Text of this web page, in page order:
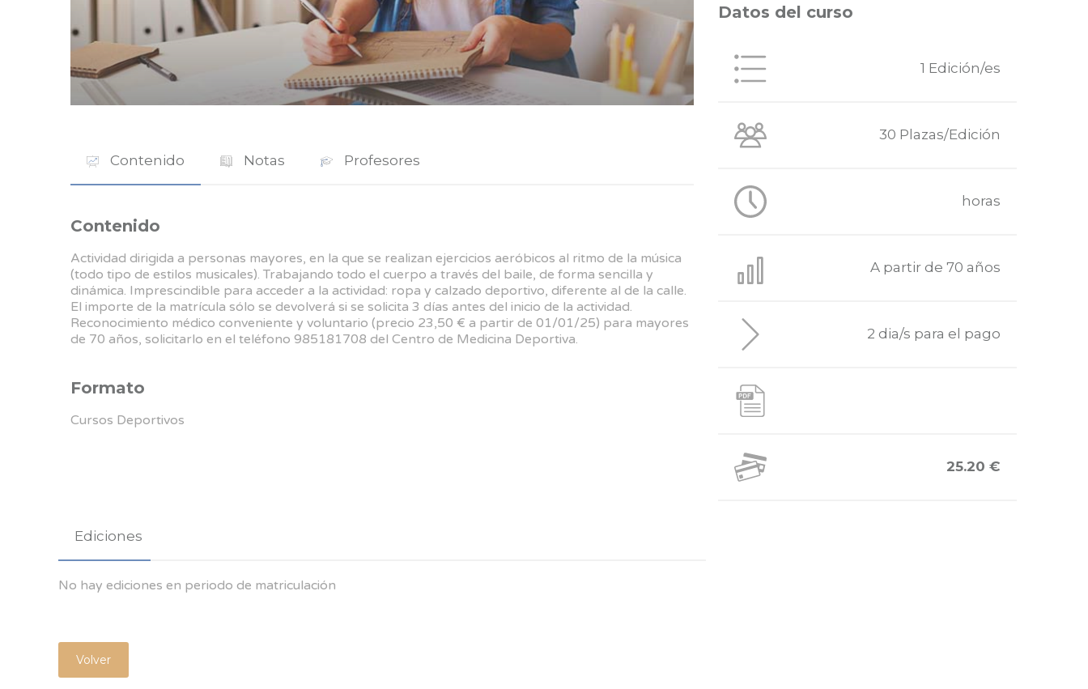
Contenido Notas Profesores
Contenido
Actividad dirigida a personas mayores, en la que se realizan ejercicios aeróbicos al ritmo de la música
(todo tipo de estilos musicales). Trabajando todo el cuerpo a través del baile, de forma sencilla y
dinámica. Imprescindible para acceder a la actividad: ropa y calzado deportivo, diferente al de la calle.
El importe de la matrícula sólo se devolverá si se solicita 3 días antes del inicio de la actividad.
Reconocimiento médico conveniente y voluntario (precio 23,50 € a partir de 01/01/25) para mayores
de 70 años, solicitarlo en el teléfono 985181708 del Centro de Medicina Deportiva.
Formato
Cursos Deportivos
Ediciones
No hay ediciones en periodo de matriculación
Datos del curso
1 Edición/es
30 Plazas/Edición
horas
A partir de 70 años
2 dia/s para el pago
25.20 €
Volver